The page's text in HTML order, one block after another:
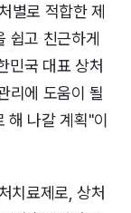
별로 적합한 제
쉽고 친근하게
민국 대표 상처
리에 도움이 될
해 나갈 계획"이
치료제로, 상처